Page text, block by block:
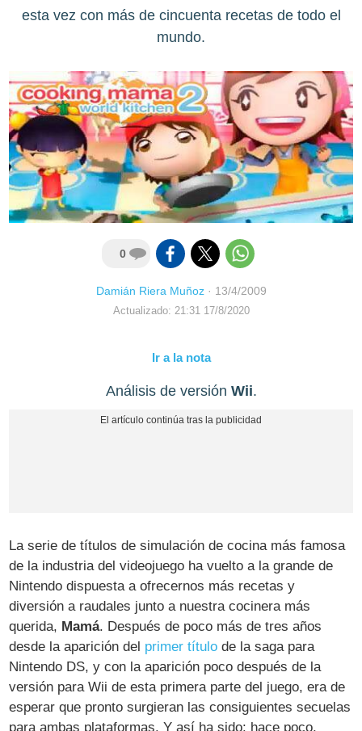
esta vez con más de cincuenta recetas de todo el
mundo.
0
Damián Riera Muñoz· 13/4/2009
Actualizado: 21:31 17/8/2020
Ir a la nota
Análisis de versión Wii.
La serie de títulos de simulación de cocina más famosa
de la industria del videojuego ha vuelto a la grande de
Nintendo dispuesta a ofrecernos más recetas y
diversión a raudales junto a nuestra cocinera más
querida, Mamá. Después de poco más de tres años
desde la aparición del primer título de la saga para
Nintendo DS, y con la aparición poco después de la
versión para Wii de esta primera parte del juego, era de
esperar que pronto surgieran las consiguientes secuelas
para ambas plataformas. Y así ha sido: hace poco,